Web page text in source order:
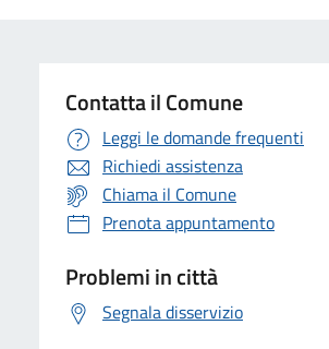
Contatta il Comune
Leggi le domande frequenti
Richiedi assistenza
Chiama il Comune
Prenota appuntamento
Problemi in città
Segnala disservizio